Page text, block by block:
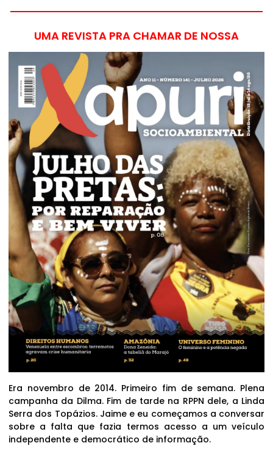
UMA REVISTA PRA CHAMAR DE NOSSA
Era novembro de 2014. Primeiro fim de semana. Plena
campanha da Dilma. Fim de tarde na RPPN dele, a Linda
Serra dos Topázios. Jaime e eu começamos a conversar
sobre a falta que fazia termos acesso a um veículo
independente e democrático de informação.